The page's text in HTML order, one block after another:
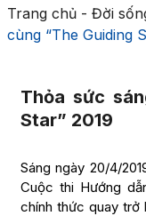
Trang chủ- Đời
cùng “The Guiding
Thỏa sức
Star” 2019
Sáng ngày 20/4/
Cuộc thi Hướng
chính thức quay trở